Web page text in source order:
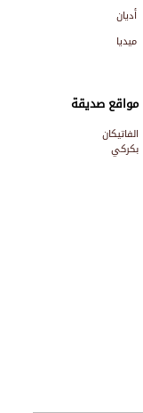
أديان
ميديا
مواقع صديقة
الفاتيكان
بكركي